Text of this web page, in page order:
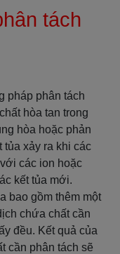
tách
pháp phân tách
hòa tan trong
hòa hoặc phản
tủa xảy ra khi các
các ion hoặc
kết tủa mới.
bao gồm thêm một
chứa chất cần
đều. Kết quả của
cần phân tách sẽ